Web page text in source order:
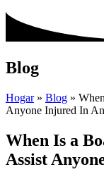
Blog
Hogar» Blog »
Anyone Injured In
When Is a
Assist